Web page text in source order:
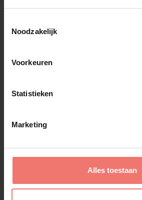
Noodzakelijk
Voorkeuren
Statistieken
Marketing
Alles toestaan